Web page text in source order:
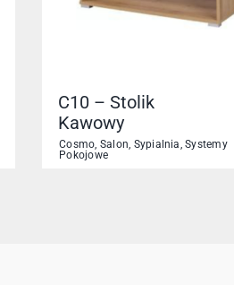
C10 – Stolik
Kawowy
Cosmo, Salon, Sypialnia,Systemy
Pokojowe